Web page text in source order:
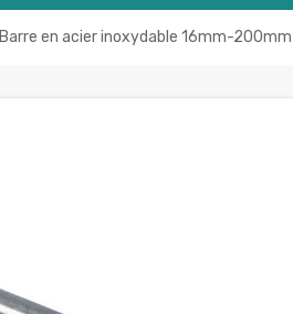
Barre en acier inoxydable 16mm-